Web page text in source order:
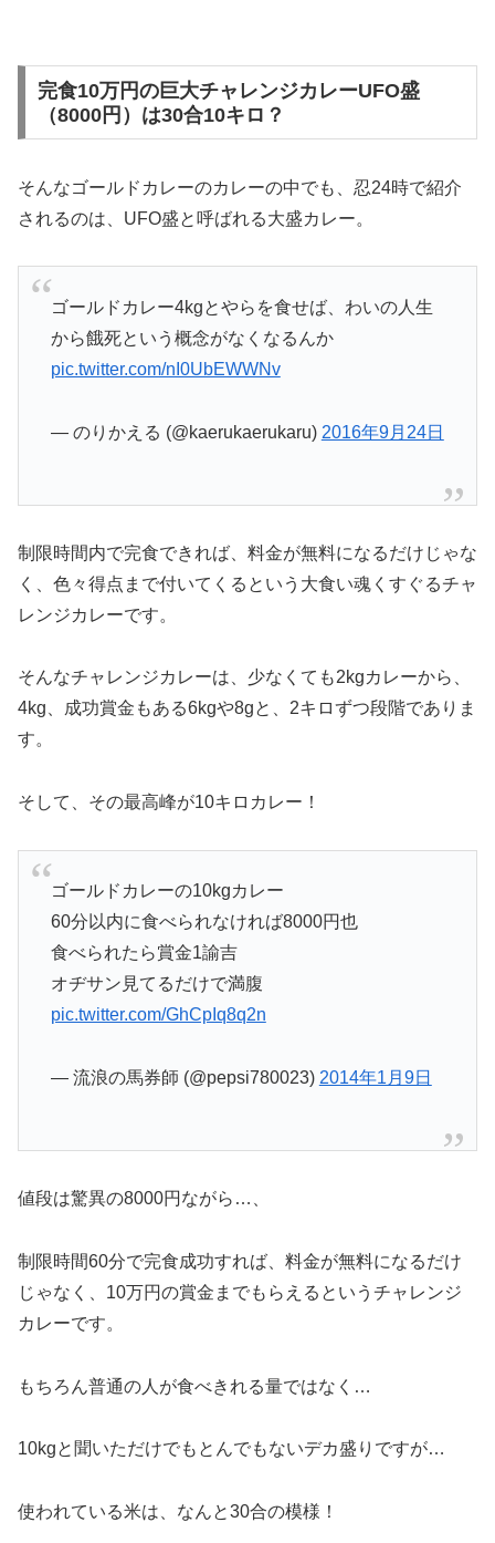
完食10万円の巨大チャレンジカレーUFO盛
（8000円）は30合10キロ？
そんなゴールドカレーのカレーの中でも、忍24時で紹介
されるのは、UFO盛と呼ばれる大盛カレー。
ゴールドカレー4kgとやらを食せば、わいの人生
から餓死という概念がなくなるんか
pic.twitter.com/nI0UbEWWNv
— のりかえる (@kaerukaerukaru) 2016年9月24日
制限時間内で完食できれば、料金が無料になるだけじゃな
く、色々得点まで付いてくるという大食い魂くすぐるチャ
レンジカレーです。
そんなチャレンジカレーは、少なくても2kgカレーから、
4kg、成功賞金もある6kgや8gと、2キロずつ段階でありま
す。
そして、その最高峰が10キロカレー！
ゴールドカレーの10kgカレー
60分以内に食べられなければ8000円也
食べられたら賞金1諭吉
オヂサン見てるだけで満腹
pic.twitter.com/GhCpIq8q2n
— 流浪の馬券師 (@pepsi780023) 2014年1月9日
値段は驚異の8000円ながら…、
制限時間60分で完食成功すれば、料金が無料になるだけ
じゃなく、10万円の賞金までもらえるというチャレンジ
カレーです。
もちろん普通の人が食べきれる量ではなく…
10kgと聞いただけでもとんでもないデカ盛りですが…
使われている米は、なんと30合の模様！